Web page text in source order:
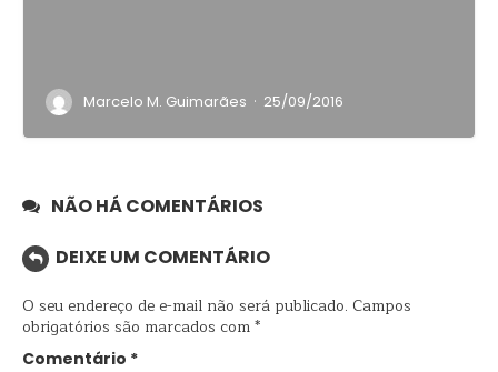
Marcelo M. Guimarães · 25/09/2016
NÃO HÁ COMENTÁRIOS
DEIXE UM COMENTÁRIO
O seu endereço de e-mail não será publicado. Campos
obrigatórios são marcados com*
Comentário *